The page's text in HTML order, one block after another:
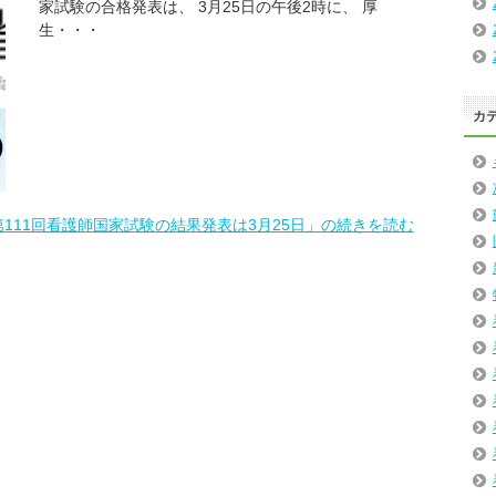
家試験の合格発表は、 3月25日の午後2時に、 厚
生・・・
111回看護師国家試験の結果発表は3月25日」の続きを読む
カ